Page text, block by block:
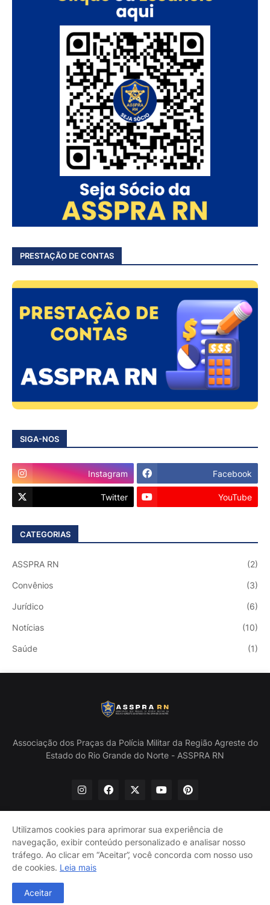
PRESTAÇÃO DE CONTAS
SIGA-NOS
Instagram Facebook
Twitter YouTube
CATEGORIAS
ASSPRA RN (2)
Convênios (3)
Jurídico (6)
Notícias (10)
Saúde (1)
Associação dos Praças da Polícia Militar da Região Agreste do
Estado do Rio Grande do Norte - ASSPRA RN
@ASSPRA RN Todos os direitos reservados. Design por
Início Quem Somos
Política de Privacidade
Contate-nos
Utilizamos cookies para aprimorar sua experiência de
navegação, exibir conteúdo personalizado e analisar nosso
tráfego. Ao clicar em “Aceitar”, você concorda com nosso uso
de cookies. Leia mais
Aceitar